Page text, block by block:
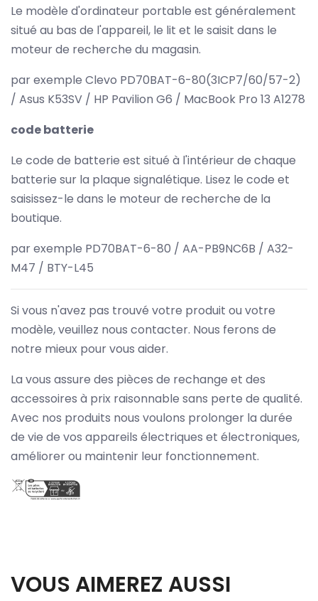
Le modèle d'ordinateur portable est généralement
situé au bas de l'appareil, le lit et le saisit dans le
moteur de recherche du magasin.
par exemple Clevo PD70BAT-6-80(3ICP7/60/57-2)
/ Asus K53SV / HP Pavilion G6 / MacBook Pro 13 A1278
code batterie
Le code de batterie est situé à l'intérieur de chaque
batterie sur la plaque signalétique. Lisez le code et
saisissez-le dans le moteur de recherche de la
boutique.
par exemple PD70BAT-6-80 / AA-PB9NC6B / A32-
M47 / BTY-L45
Si vous n'avez pas trouvé votre produit ou votre
modèle, veuillez nous contacter. Nous ferons de
notre mieux pour vous aider.
La vous assure des pièces de rechange et des
accessoires à prix raisonnable sans perte de qualité.
Avec nos produits nous voulons prolonger la durée
de vie de vos appareils électriques et électroniques,
améliorer ou maintenir leur fonctionnement.
VOUS AIMEREZ AUSSI